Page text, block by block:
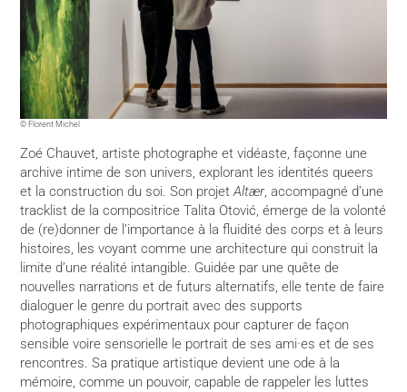
© Florent Michel
Zoé Chauvet, artiste photographe et vidéaste, façonne une
archive intime de son univers, explorant les identités queers
et la construction du soi. Son projetAltær, accompagné d’une
tracklist de la compositrice Talita Otović, émerge de la volonté
de (re)donner de l’importance à la fluidité des corps et à leurs
histoires, les voyant comme une architecture qui construit la
limite d’une réalité intangible. Guidée par une quête de
nouvelles narrations et de futurs alternatifs, elle tente de faire
dialoguer le genre du portrait avec des supports
photographiques expérimentaux pour capturer de façon
sensible voire sensorielle le portrait de ses ami·es et de ses
rencontres. Sa pratique artistique devient une ode à la
mémoire, comme un pouvoir, capable de rappeler les luttes